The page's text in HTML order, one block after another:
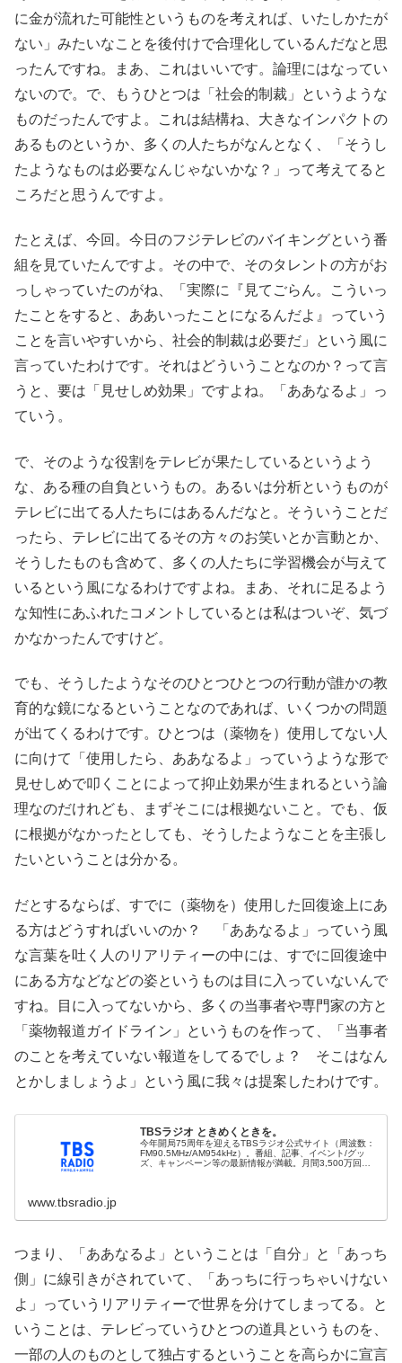
に金が流れた可能性というものを考えれば、いたしかたが
ない」みたいなことを後付けで合理化しているんだなと思
ったんですね。まあ、これはいいです。論理にはなってい
ないので。で、もうひとつは「社会的制裁」というような
ものだったんですよ。これは結構ね、大きなインパクトの
あるものというか、多くの人たちがなんとなく、「そうし
たようなものは必要なんじゃないかな？」って考えてると
ころだと思うんですよ。
たとえば、今回。今日のフジテレビのバイキングという番
組を見ていたんですよ。その中で、そのタレントの方がお
っしゃっていたのがね、「実際に『見てごらん。こういっ
たことをすると、ああいったことになるんだよ』っていう
ことを言いやすいから、社会的制裁は必要だ」という風に
言っていたわけです。それはどういうことなのか？って言
うと、要は「見せしめ効果」ですよね。「ああなるよ」っ
ていう。
で、そのような役割をテレビが果たしているというよう
な、ある種の自負というもの。あるいは分析というものが
テレビに出てる人たちにはあるんだなと。そういうことだ
ったら、テレビに出てるその方々のお笑いとか言動とか、
そうしたものも含めて、多くの人たちに学習機会が与えて
いるという風になるわけですよね。まあ、それに足るよう
な知性にあふれたコメントしているとは私はついぞ、気づ
かなかったんですけど。
でも、そうしたようなそのひとつひとつの行動が誰かの教
育的な鏡になるということなのであれば、いくつかの問題
が出てくるわけです。ひとつは（薬物を）使用してない人
に向けて「使用したら、ああなるよ」っていうような形で
見せしめで叩くことによって抑止効果が生まれるという論
理なのだけれども、まずそこには根拠ないこと。でも、仮
に根拠がなかったとしても、そうしたようなことを主張し
たいということは分かる。
だとするならば、すでに（薬物を）使用した回復途上にあ
る方はどうすればいいのか？ 「ああなるよ」っていう風
な言葉を吐く人のリアリティーの中には、すでに回復途中
にある方などなどの姿というものは目に入っていないんで
すね。目に入ってないから、多くの当事者や専門家の方と
「薬物報道ガイドライン」というものを作って、「当事者
のことを考えていない報道をしてるでしょ？ そこはなん
とかしましょうよ」という風に我々は提案したわけです。
TBSラジオ ときめくときを。
今年開局75周年を迎えるTBSラジオ公式サイト（周波数：
FM90.5MHz/AM954kHz）。番組、記事、イベント/グッ
ズ、キャンペーン等の最新情報が満載。月間3,500万回再
www.tbsradio.jp
つまり、「ああなるよ」ということは「自分」と「あっち
側」に線引きがされていて、「あっちに行っちゃいけない
よ」っていうリアリティーで世界を分けてしまってる。と
いうことは、テレビっていうひとつの道具というものを、
一部の人のものとして独占するということを高らかに宣言